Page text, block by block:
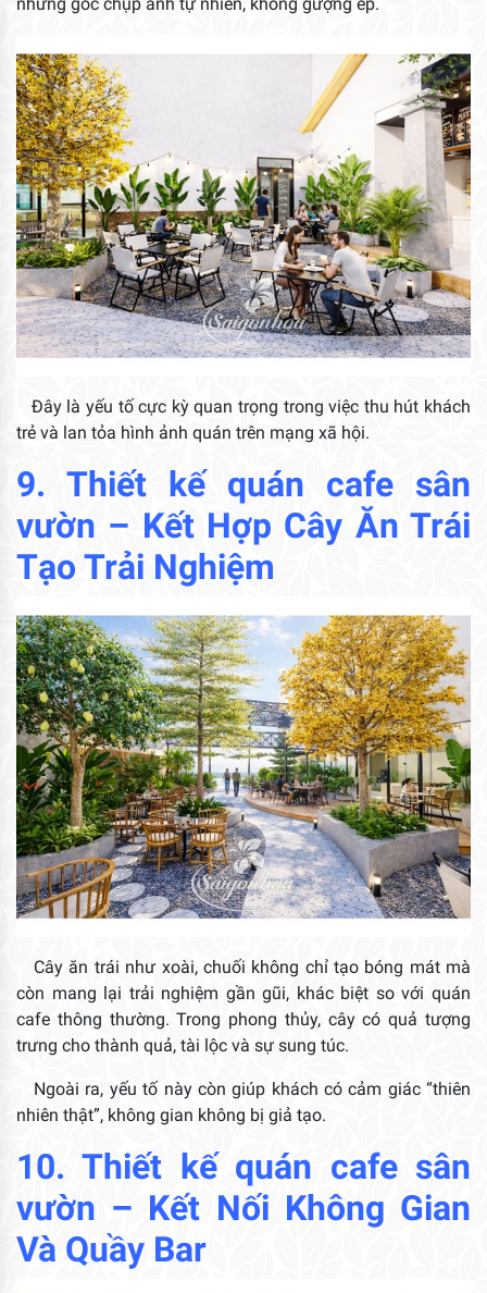
Đây là yếu tố cực kỳ quan trọng trong việc thu hút khách
trẻ và lan tỏa hình ảnh quán trên mạng xã hội.
9. Thiết kế quán cafe sân
vườn – Kết Hợp Cây Ăn Trái
Tạo Trải Nghiệm
Cây ăn trái như xoài, chuối không chỉ tạo bóng mát mà
còn mang lại trải nghiệm gần gũi, khác biệt so với quán
cafe thông thường. Trong phong thủy, cây có quả tượng
trưng cho thành quả, tài lộc và sự sung túc.
Ngoài ra, yếu tố này còn giúp khách có cảm giác “thiên
nhiên thật”, không gian không bị giả tạo.
10.Thiết kế quán cafe sân
vườn – Kết Nối Không Gian
Và Quầy Bar